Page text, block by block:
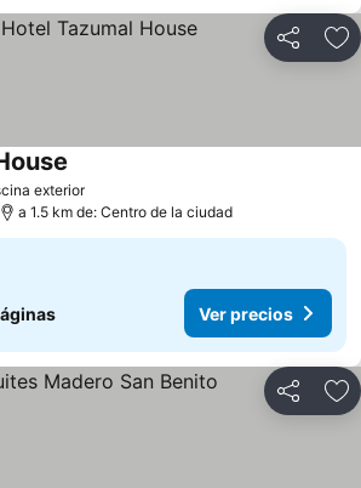
Compartir
exterior
a 1.5 km de: Centro de la ciudad
Ver precios
Compartir